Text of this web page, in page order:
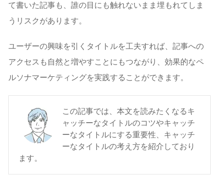
て書いた記事も、誰の目にも触れないまま埋もれてしま
うリスクがあります。
ユーザーの興味を引くタイトルを工夫すれば、記事への
アクセスも自然と増やすことにもつながり、効果的なペ
ルソナマーケティングを実践することができます。
この記事では、本文を読みたくなるキ
ャッチーなタイトルのコツやキャッチ
ーなタイトルにする重要性、キャッチ
ーなタイトルの考え方を紹介しており
ます。